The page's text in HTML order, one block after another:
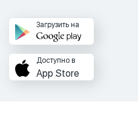
Загрузить на
Доступно в
App Store